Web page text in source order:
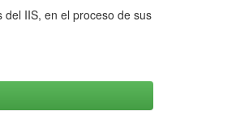
IIS, en el proceso de sus